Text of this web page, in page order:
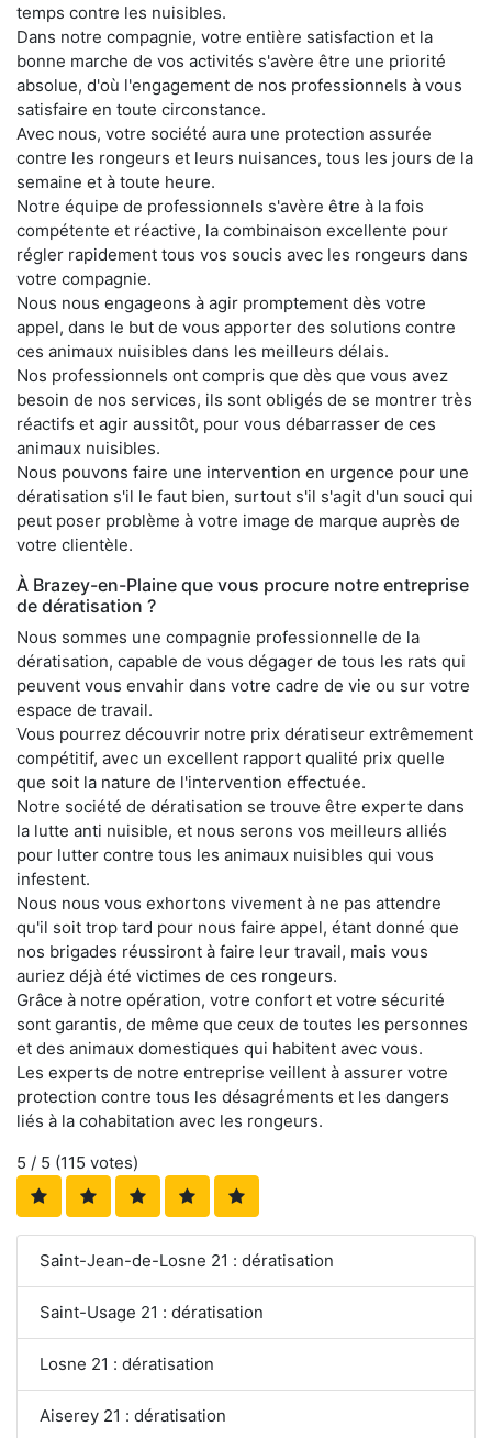
temps contre les nuisibles.
Dans notre compagnie, votre entière satisfaction et la
bonne marche de vos activités s'avère être une priorité
absolue, d'où l'engagement de nos professionnels à vous
satisfaire en toute circonstance.
Avec nous, votre société aura une protection assurée
contre les rongeurs et leurs nuisances, tous les jours de la
semaine et à toute heure.
Notre équipe de professionnels s'avère être à la fois
compétente et réactive, la combinaison excellente pour
régler rapidement tous vos soucis avec les rongeurs dans
votre compagnie.
Nous nous engageons à agir promptement dès votre
appel, dans le but de vous apporter des solutions contre
ces animaux nuisibles dans les meilleurs délais.
Nos professionnels ont compris que dès que vous avez
besoin de nos services, ils sont obligés de se montrer très
réactifs et agir aussitôt, pour vous débarrasser de ces
animaux nuisibles.
Nous pouvons faire une intervention en urgence pour une
dératisation s'il le faut bien, surtout s'il s'agit d'un souci qui
peut poser problème à votre image de marque auprès de
votre clientèle.
À Brazey-en-Plaine que vous procure notre entreprise
de dératisation ?
Nous sommes une compagnie professionnelle de la
dératisation, capable de vous dégager de tous les rats qui
peuvent vous envahir dans votre cadre de vie ou sur votre
espace de travail.
Vous pourrez découvrir notre prix dératiseur extrêmement
compétitif, avec un excellent rapport qualité prix quelle
que soit la nature de l'intervention effectuée.
Notre société de dératisation se trouve être experte dans
la lutte anti nuisible, et nous serons vos meilleurs alliés
pour lutter contre tous les animaux nuisibles qui vous
infestent.
Nous nous vous exhortons vivement à ne pas attendre
qu'il soit trop tard pour nous faire appel, étant donné que
nos brigades réussiront à faire leur travail, mais vous
auriez déjà été victimes de ces rongeurs.
Grâce à notre opération, votre confort et votre sécurité
sont garantis, de même que ceux de toutes les personnes
et des animaux domestiques qui habitent avec vous.
Les experts de notre entreprise veillent à assurer votre
protection contre tous les désagréments et les dangers
liés à la cohabitation avec les rongeurs.
5 / 5 (115 votes)
Saint-Jean-de-Losne 21 : dératisation
Saint-Usage 21 : dératisation
Losne 21 : dératisation
Aiserey 21 : dératisation